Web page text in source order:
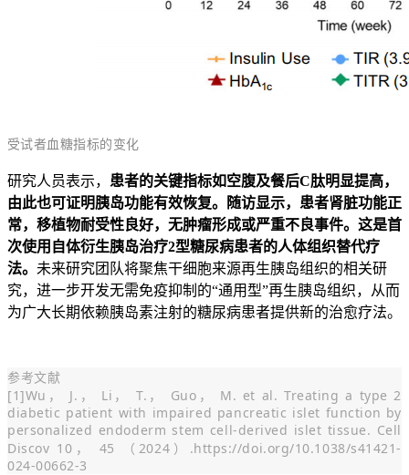
受试者血糖指标的变化
研究人员表示， 患者的关键指标如空腹及餐后C肽明显提高，
由此也可证明胰岛功能有效恢复。随访显示，患者肾脏功能正
常，移植物耐受性良好，无肿瘤形成或严重不良事件。 这是首
次使用自体衍生胰岛治疗2型糖尿病患者的人体组织替代疗
法。 未来研究团队将聚焦干细胞来源再生胰岛组织的相关研
究，进一步开发无需免疫抑制的“通用型”再生胰岛组织，从而
为广大长期依赖胰岛素注射的糖尿病患者提供新的治愈疗法。
参考文献
[1]Wu， J.， Li， T.， Guo， M. et al. Treating a type 2
diabetic patient with impaired pancreatic islet function by
personalized endoderm stem cell-derived islet tissue. Cell
Discov 10， 45 （2024）.https://doi.org/10.1038/s41421-
024-00662-3